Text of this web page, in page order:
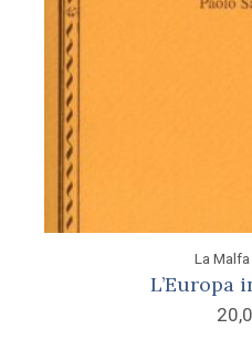
La
L’Europa